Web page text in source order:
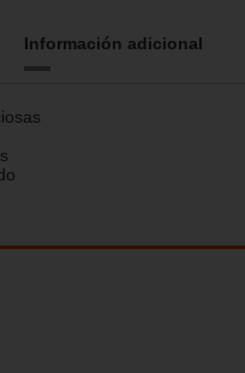
Información adicional